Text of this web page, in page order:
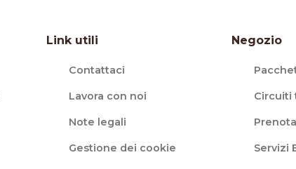
Link utili
Contattaci
Lavora con noi
Note legali
Gestione dei cookie
Negozio
Circuiti
Servizi